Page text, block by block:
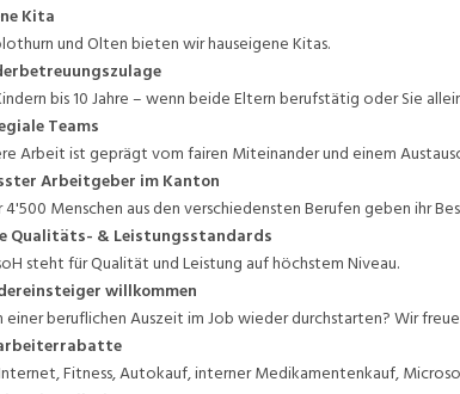
Kita
und Olten bieten wir hauseigene Kitas.
bis 10 Jahre – wenn beide Eltern berufstätig oder Sie
Teams
Arbeit ist geprägt vom fairen Miteinander und einem
Arbeitgeber im Kanton
4'500 Menschen aus den verschiedensten Berufen geben ihr
Qualitäts- & Leistungsstandards
steht für Qualität und Leistung auf höchstem Niveau.
willkommen
einer beruflichen Auszeit im Job wieder durchstarten? Wir
Internet, Fitness, Autokauf, interner Medikamentenkauf,